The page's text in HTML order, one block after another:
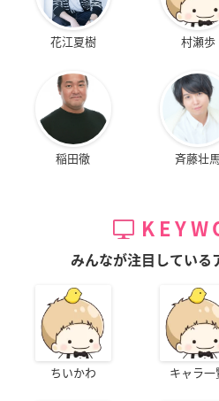
花江夏樹 村瀬歩
稲田徹 斉藤壮馬
みんなが注目している
ちいかわ キャラ一